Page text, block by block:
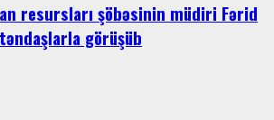
resursları şöbəsinin müdiri Fərid
görüşüb